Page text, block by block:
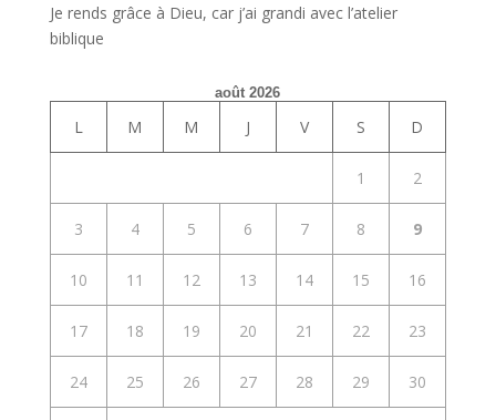
Je rends grâce à Dieu, car j’ai grandi avec l’atelier
biblique
août 2026
L M M J V S D
1 2
3 4 5 6 7 8 9
10 11 12 13 14 15 16
17 18 19 20 21 22 23
24 25 26 27 28 29 30